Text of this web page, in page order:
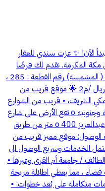
الآن! ✨ عزت سندي للعقار
مكة المكرمة. نقدم لك فرصًا
عقارية مميزه في موقع استثنائي: النوارية ( المشمسة) رقم القطعة : 285 ،
المساحة : 1000 م2 ، السعر : 2000 ريال /م2 🌟 موقع قريب من
الحرم المكي الشريف، • قريب من الشوارع
الرئيسية: o الأرض على واجهتين شمالية وجنوبية o تقع الأرض على شارع
25 : شارع الأمير عبدالله بن فيصل بن عبدالعزيز o 400 متر من طريق
الوصول: موقع مميز قريب من
الخدمات وسريع الوصول الى
/ جامعة أم القرى وغيرها •
فضاء ، مما يعطي اطلالة مريحة
متكاملة على بُعد خطوات: •